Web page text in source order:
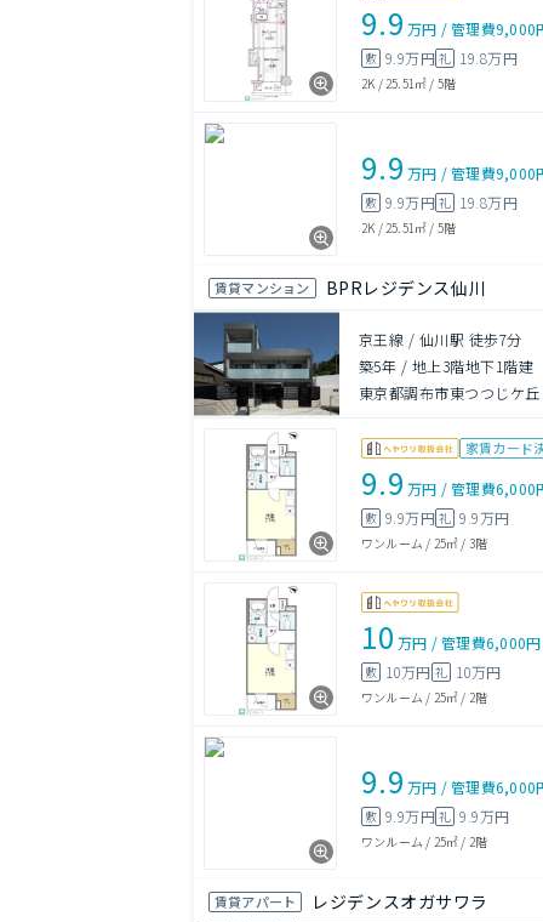
9.9 万円 /管理費9,000
敷 9.9万円礼 19.8万円
2K /25.51㎡ / 5階
9.9 万円 /管理費9,000
敷 9.9万円礼 19.8万円
2K / 25.51㎡ / 5階
賃貸マンション BPRレジデンス仙川
京王線 / 仙川駅 徒歩7分
築5年 / 地上3階地下1階建
東京都調布市東つつじケ
家賃カード
9.9 万円 /管理費6,000
敷 9.9万円礼 9.9万円
ワンルーム / 25㎡ / 3階
10 万円 /管理費6,000円
敷 10万円 礼 10万円
ワンルーム / 25㎡ / 2階
9.9 万円 /管理費6,000
敷 9.9万円礼 9.9万円
ワンルーム / 25㎡ / 2階
賃貸アパート レジデンスオガサワラ